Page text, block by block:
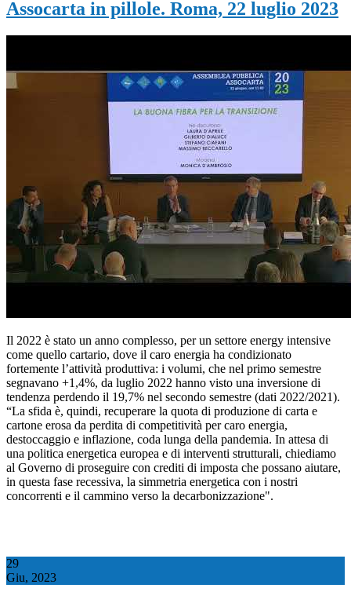
Assocarta in pillole. Roma, 22 luglio 2023
Il 2022 è stato un anno complesso, per un settore energy intensive
come quello cartario, dove il caro energia ha condizionato
fortemente l’attività produttiva: i volumi, che nel primo semestre
segnavano +1,4%, da luglio 2022 hanno visto una inversione di
tendenza perdendo il 19,7% nel secondo semestre (dati 2022/2021).
“La sfida è, quindi, recuperare la quota di produzione di carta e
cartone erosa da perdita di competitività per caro energia,
destoccaggio e inflazione, coda lunga della pandemia. In attesa di
una politica energetica europea e di interventi strutturali, chiediamo
al Governo di proseguire con crediti di imposta che possano aiutare,
in questa fase recessiva, la simmetria energetica con i nostri
concorrenti e il cammino verso la decarbonizzazione".
29
Giu, 2023